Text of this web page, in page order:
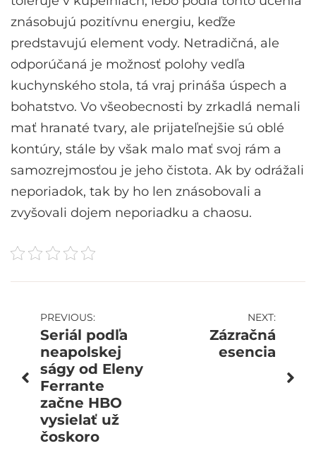
znásobujú pozitívnu energiu, keďže
predstavujú element vody. Netradičná, ale
odporúčaná je možnosť polohy vedľa
kuchynského stola, tá vraj prináša úspech a
bohatstvo. Vo všeobecnosti by zrkadlá nemali
mať hranaté tvary, ale prijateľnejšie sú oblé
kontúry, stále by však malo mať svoj rám a
samozrejmosťou je jeho čistota. Ak by odrážali
neporiadok, tak by ho len znásobovali a
zvyšovali dojem neporiadku a chaosu.
Navigácia
článku
PREVIOUS:
Seriál podľa
neapolskej
ságy od Eleny
Ferrante
začne HBO
vysielať už
čoskoro
NEXT:
Zázračná
esencia